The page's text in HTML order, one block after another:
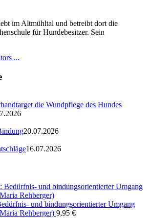
im Altmühltal und betreibt dort die
für Hundebesitzer. Sein
...
die Wundpflege des Hundes
20.07.2026
16.07.2026
und bindungsorientierter Umgang
Rehberger) 9,95 €